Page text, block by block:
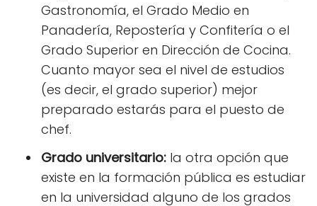
Gastronomía, el Grado Medio en
Panadería, Repostería y Confitería o el
Grado Superior en Dirección de Cocina.
Cuanto mayor sea el nivel de estudios
(es decir, el grado superior) mejor
preparado estarás para el puesto de
chef.
Grado universitario: la otra opción que
existe en la formación pública es estudiar
en la universidad alguno de los grados